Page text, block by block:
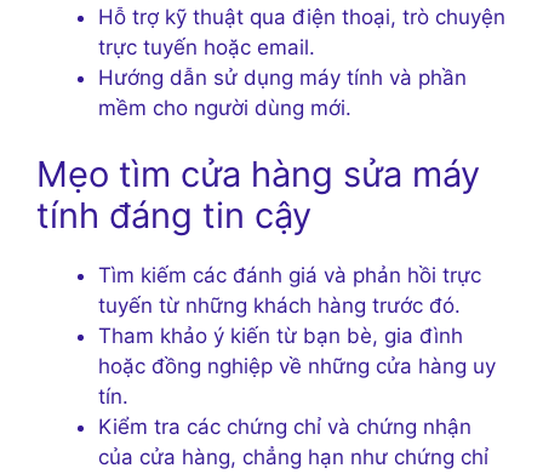
Hỗ trợ kỹ thuật qua điện thoại, trò chuyện
trực tuyến hoặc email.
Hướng dẫn sử dụng máy tính và phần
mềm cho người dùng mới.
Mẹo tìm cửa hàng sửa máy
tính đáng tin cậy
Tìm kiếm các đánh giá và phản hồi trực
tuyến từ những khách hàng trước đó.
Tham khảo ý kiến từ bạn bè, gia đình
hoặc đồng nghiệp về những cửa hàng uy
tín.
Kiểm tra các chứng chỉ và chứng nhận
của cửa hàng, chẳng hạn như chứng chỉ